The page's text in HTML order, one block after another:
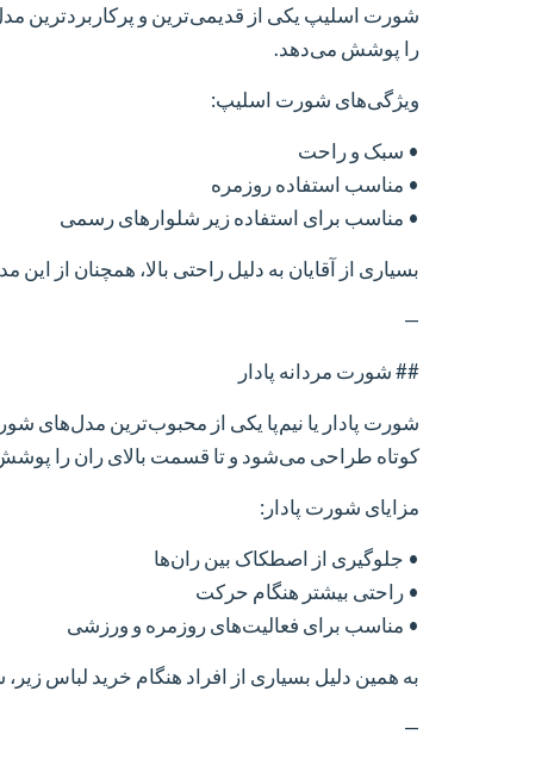
شورت اسلیپ یکی از قدیمی‌ترین و پرکاربردترین
را پوشش می‌دهد.
ویژگی‌های شورت اسلیپ:
• سبک و راحت
• مناسب استفاده روزمره
• مناسب برای استفاده زیر شلوارهای رسمی
بسیاری از آقایان به دلیل راحتی بالا، همچنان از
—
## شورت مردانه پادار
شورت پادار یا نیم‌پا یکی از محبوب‌ترین
کوتاه طراحی می‌شود و تا قسمت بالای ران را
مزایای شورت پادار:
• جلوگیری از اصطکاک بین ران‌ها
• راحتی بیشتر هنگام حرکت
• مناسب برای فعالیت‌های روزمره و ورزشی
به همین دلیل بسیاری از افراد هنگام خرید لباس
—